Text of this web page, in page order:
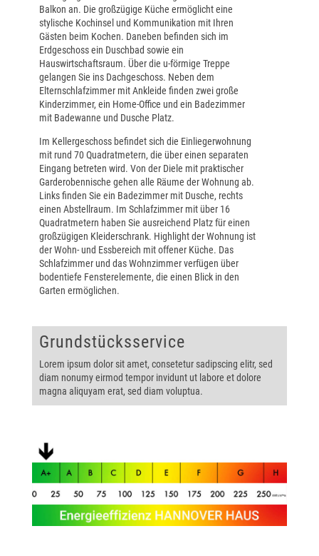
Balkon an. Die großzügige Küche ermöglicht eine
stylische Kochinsel und Kommunikation mit Ihren
Gästen beim Kochen. Daneben befinden sich im
Erdgeschoss ein Duschbad sowie ein
Hauswirtschaftsraum. Über die u-förmige Treppe
gelangen Sie ins Dachgeschoss. Neben dem
Elternschlafzimmer mit Ankleide finden zwei große
Kinderzimmer, ein Home-Office und ein Badezimmer
mit Badewanne und Dusche Platz.
Im Kellergeschoss befindet sich die Einliegerwohnung
mit rund 70 Quadratmetern, die über einen separaten
Eingang betreten wird. Von der Diele mit praktischer
Garderobennische gehen alle Räume der Wohnung ab.
Links finden Sie ein Badezimmer mit Dusche, rechts
einen Abstellraum. Im Schlafzimmer mit über 16
Quadratmetern haben Sie ausreichend Platz für einen
großzügigen Kleiderschrank. Highlight der Wohnung ist
der Wohn- und Essbereich mit offener Küche. Das
Schlafzimmer und das Wohnzimmer verfügen über
bodentiefe Fensterelemente, die einen Blick in den
Garten ermöglichen.
Grundstücksservice
Lorem ipsum dolor sit amet, consetetur sadipscing elitr, sed
diam nonumy eirmod tempor invidunt ut labore et dolore
magna aliquyam erat, sed diam voluptua.